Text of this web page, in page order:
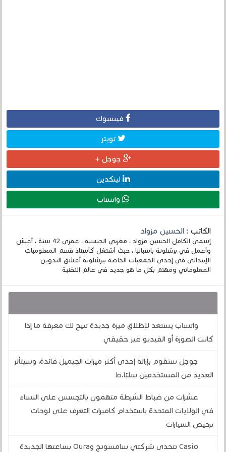
فيسبوك
تويتر
جوجل +
لينكدين
واتساب
الكاتب :الحسين مزواد
إسمي الكامل الحسين مزواد ، مغربي الجنسية ، عمري 42 سنة ، أعيش
وأعمل في برشلونة بإسبانيا ، حيث أشتغل كأستاذ قسم المعلوميات
الإبتدائي في إحدى الجمعيات الخاصة ببرشلونة أعشق التدوين
المعلوماتي ومهتم بكل ما هو جديد في عالم التقنية
واتساب يستعد لإطلاق ميزة جديدة تتيح لك معرفة ما إذا
كانت الصورة أو الفيديو غير حقيقي
جوجل ستقوم بإزالة إحدى أكثر ميزات الجيميل فائدة، وسيتأثر
العديد من المستخدمين سلبًا.ط
عشرات من ضباط الشرطة متهمون بالتجسس على النساء
في الولايات المتحدة باستخدام كاميرات التعرف على لوحات
ترخيص السيارات
Casio تتحدى شركتي سامسونج وOura بساعتها الجديدة